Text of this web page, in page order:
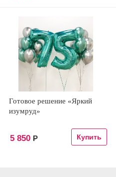
Готовое решение «Яркий
изумруд»
5 850 Р